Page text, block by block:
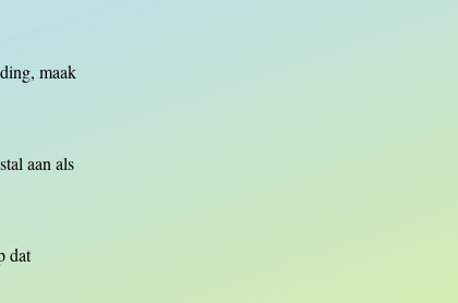
maak
aan als
dat